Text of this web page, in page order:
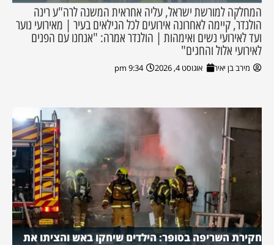
המחלקה למורשת ישראל, עליה אחראית המשנה לרה"ע רינה
הולנדר, קיימה לאחרונה אירועים לכל הגילאים בעיר | מאירועי נוער
ועד לאירועי נשים ואימהות | הולנדר אמרה: "אנחנו עם הפנים
לאירועי אלול והחגים"
מירב בן יאיר אוגוסט 4, 2026 9:34 pm
חקירת השריפה בסופר: הילדים שיחקו באש והציתו את